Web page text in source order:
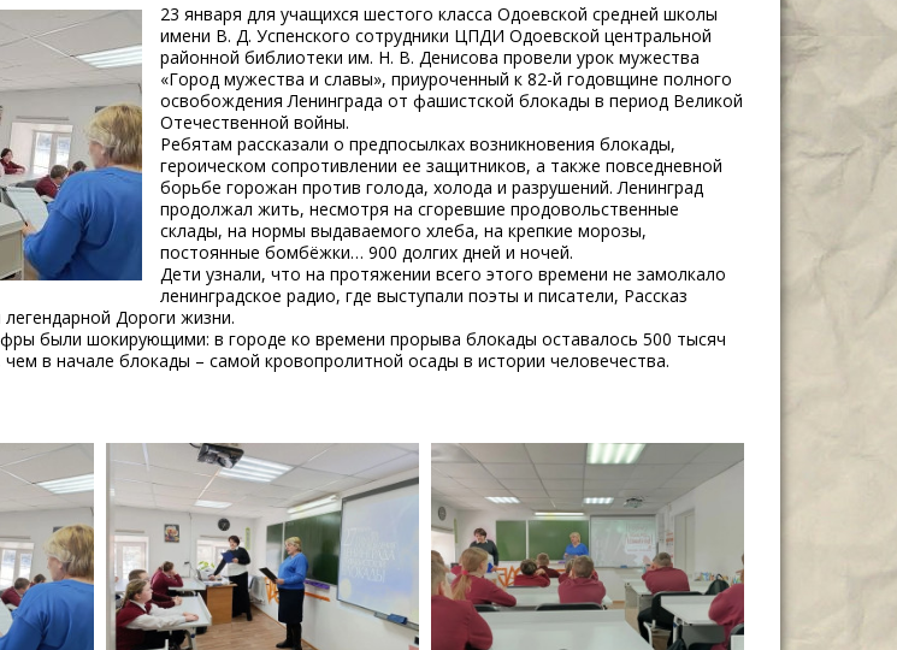
23 января для учащихся шестого класса Одоевской средней школы
имени В. Д. Успенского сотрудники ЦПДИ Одоевской центральной
районной библиотеки им. Н. В. Денисова провели урок мужества
«Город мужества и славы», приуроченный к 82-й годовщине полного
освобождения Ленинграда от фашистской блокады в период Великой
Отечественной войны.
Ребятам рассказали о предпосылках возникновения блокады,
героическом сопротивлении ее защитников, а также повседневной
борьбе горожан против голода, холода и разрушений. Ленинград
продолжал жить, несмотря на сгоревшие продовольственные
склады, на нормы выдаваемого хлеба, на крепкие морозы,
постоянные бомбёжки… 900 долгих дней и ночей.
Дети узнали, что на протяжении всего этого времени не замолкало
ленинградское радио, где выступали поэты и писатели, Рассказ
Дороги жизни.
были шокирующими: в городе ко времени прорыва блокады оставалось 500 тысяч
в начале блокады – самой кровопролитной осады в истории человечества.